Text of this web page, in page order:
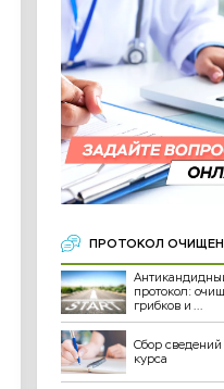
ПРОТОКОЛ
протокол:
грибков и ...
Сбор сведений
курса